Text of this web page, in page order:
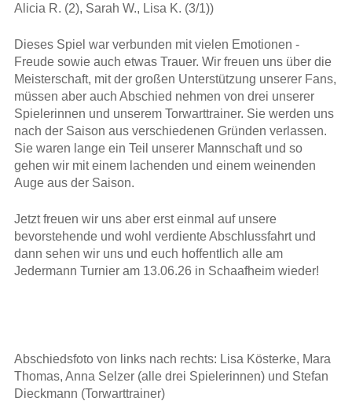
Alicia R. (2), Sarah W., Lisa K. (3/1))
Dieses Spiel war verbunden mit vielen Emotionen -
Freude sowie auch etwas Trauer. Wir freuen uns über die
Meisterschaft, mit der großen Unterstützung unserer Fans,
müssen aber auch Abschied nehmen von drei unserer
Spielerinnen und unserem Torwarttrainer. Sie werden uns
nach der Saison aus verschiedenen Gründen verlassen.
Sie waren lange ein Teil unserer Mannschaft und so
gehen wir mit einem lachenden und einem weinenden
Auge aus der Saison.
Jetzt freuen wir uns aber erst einmal auf unsere
bevorstehende und wohl verdiente Abschlussfahrt und
dann sehen wir uns und euch hoffentlich alle am
Jedermann Turnier am 13.06.26 in Schaafheim wieder!
Abschiedsfoto von links nach rechts: Lisa Kösterke, Mara
Thomas, Anna Selzer (alle drei Spielerinnen) und Stefan
Dieckmann (Torwarttrainer)